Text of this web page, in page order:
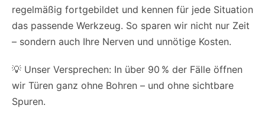
regelmäßig fortgebildet und kennen für jede Situation
das passende Werkzeug. So sparen wir nicht nur Zeit
– sondern auch Ihre Nerven und unnötige Kosten.
💡 Unser Versprechen: In über 90 % der Fälle öffnen
wir Türen ganz ohne Bohren – und ohne sichtbare
Spuren.